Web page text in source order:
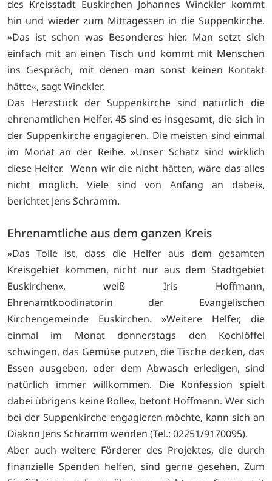
des Kreisstadt Euskirchen Johannes Winckler kommt
hin und wieder zum Mittagessen in die Suppenkirche.
»Das ist schon was Besonderes hier. Man setzt sich
einfach mit an einen Tisch und kommt mit Menschen
ins Gespräch, mit denen man sonst keinen Kontakt
hätte«, sagt Winckler.
Das Herzstück der Suppenkirche sind natürlich die
ehrenamtlichen Helfer. 45 sind es insgesamt, die sich in
der Suppenkirche engagieren. Die meisten sind einmal
im Monat an der Reihe. »Unser Schatz sind wirklich
diese Helfer. Wenn wir die nicht hätten, wäre das alles
nicht möglich. Viele sind von Anfang an dabei«,
berichtet Jens Schramm.
Ehrenamtliche aus dem ganzen Kreis
»Das Tolle ist, dass die Helfer aus dem gesamten
Kreisgebiet kommen, nicht nur aus dem Stadtgebiet
Euskirchen«, weiß Iris Hoffmann,
Ehrenamtkoodinatorin der Evangelischen
Kirchengemeinde Euskirchen. »Weitere Helfer, die
einmal im Monat donnerstags den Kochlöffel
schwingen, das Gemüse putzen, die Tische decken, das
Essen ausgeben, oder dem Abwasch erledigen, sind
natürlich immer willkommen. Die Konfession spielt
dabei übrigens keine Rolle«, betont Hoffmann. Wer sich
bei der Suppenkirche engagieren möchte, kann sich an
Diakon Jens Schramm wenden (Tel.: 02251/9170095).
Aber auch weitere Förderer des Projektes, die durch
finanzielle Spenden helfen, sind gerne gesehen. Zum